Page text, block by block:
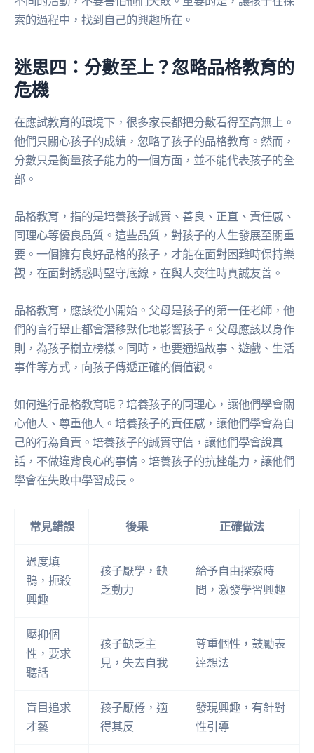
索的過程中，找到自己的興趣所在。
迷思四：分數至上？忽略品格教育的
危機
在應試教育的環境下，很多家長都把分數看得至高無上。
他們只關心孩子的成績，忽略了孩子的品格教育。然而，
分數只是衡量孩子能力的一個方面，並不能代表孩子的全
部。
品格教育，指的是培養孩子誠實、善良、正直、責任感、
同理心等優良品質。這些品質，對孩子的人生發展至關重
要。一個擁有良好品格的孩子，才能在面對困難時保持樂
觀，在面對誘惑時堅守底線，在與人交往時真誠友善。
品格教育，應該從小開始。父母是孩子的第一任老師，他
們的言行舉止都會潛移默化地影響孩子。父母應該以身作
則，為孩子樹立榜樣。同時，也要通過故事、遊戲、生活
事件等方式，向孩子傳遞正確的價值觀。
如何進行品格教育呢？培養孩子的同理心，讓他們學會關
心他人、尊重他人。培養孩子的責任感，讓他們學會為自
己的行為負責。培養孩子的誠實守信，讓他們學會說真
話，不做違背良心的事情。培養孩子的抗挫能力，讓他們
學會在失敗中學習成長。
常見錯誤 後果 正確做法
過度填
鴨，扼殺
興趣
孩子厭學，缺
乏動力
給予自由探索時
間，激發學習興趣
壓抑個
性，要求
聽話
孩子缺乏主
見，失去自我
尊重個性，鼓勵表
達想法
盲目追求
才藝
孩子厭倦，適
得其反
發現興趣，有針對
性引導